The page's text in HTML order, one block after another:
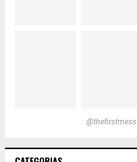
@thefirstmess